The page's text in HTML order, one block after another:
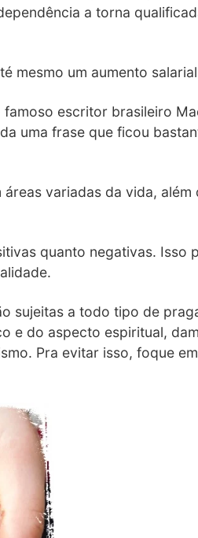
a torna
mesmo um aumento
escritor brasileiro
uma frase que ficou
variadas da vida, além
quanto negativas. Isso
sujeitas a todo tipo de
e do aspecto espiritual,
Pra evitar isso, foque